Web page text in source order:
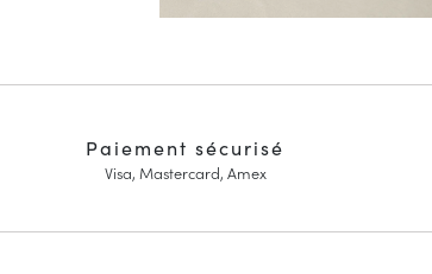
Paiement sécurisé
Visa, Mastercard, Amex